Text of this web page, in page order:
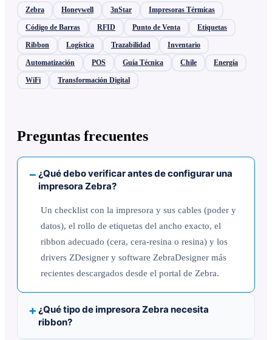
Zebra Honeywell 3nStar Impresoras Térmicas
Código de Barras RFID Punto de Venta Etiquetas
Ribbon Logística Trazabilidad Inventario
Automatización POS Guía Técnica Chile Energía
WiFi Transformación Digital
Preguntas frecuentes
¿Qué debo verificar antes de configurar una
impresora Zebra?
Un checklist con la impresora y sus cables (poder y
datos), el rollo de etiquetas del ancho exacto, el
ribbon adecuado (cera, cera-resina o resina) y los
drivers ZDesigner y software ZebraDesigner más
recientes descargados desde el portal de Zebra.
¿Qué tipo de impresora Zebra necesita
ribbon?